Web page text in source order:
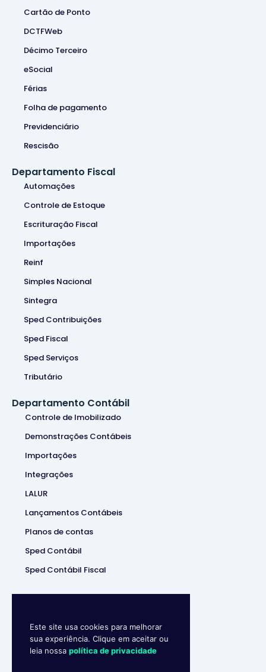
Cartão de Ponto
DCTFWeb
Décimo Terceiro
eSocial
Férias
Folha de pagamento
Previdenciário
Rescisão
Departamento Fiscal
Automações
Controle de Estoque
Escrituração Fiscal
Importações
Reinf
Simples Nacional
Sintegra
Sped Contribuições
Sped Fiscal
Sped Serviços
Tributário
Departamento Contábil
Controle de Imobilizado
Demonstrações Contábeis
Importações
Integrações
LALUR
Lançamentos Contábeis
Planos de contas
Sped Contábil
Sped Contábil Fiscal
Este site usa cookies para melhorar
sua experiência. Clique em aceitar ou
leia nossa política de privacidade